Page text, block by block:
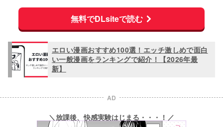
無料でDLsiteで読む
エロい漫画おすすめ100選！エッチ激しめで面白
い一般漫画をランキングで紹介！【2026年最
新】
AD
＼放課後、快感実験はじまる・・・！／